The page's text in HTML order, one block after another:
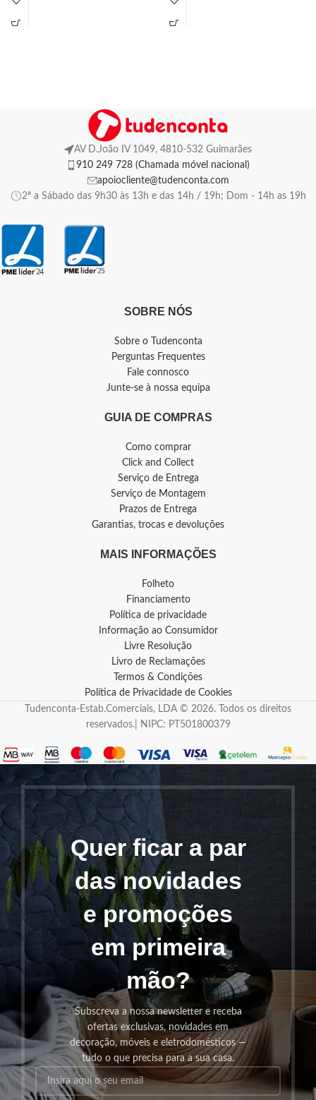
AV D.João IV 1049, 4810-532 Guimarães
910 249 728 (Chamada móvel nacional)
apoiocliente@tudenconta.com
2ª a Sábado das 9h30 às 13h e das 14h / 19h; Dom - 14h as 19h
SOBRE NÓS
Sobre o Tudenconta
Perguntas Frequentes
Fale connosco
Junte-se à nossa equipa
GUIA DE COMPRAS
Como comprar
Click and Collect
Serviço de Entrega
Serviço de Montagem
Prazos de Entrega
Garantias, trocas e devoluções
MAIS INFORMAÇÕES
Folheto
Financiamento
Política de privacidade
Informação ao Consumidor
Livre Resolução
Livro de Reclamações
Termos & Condições
Política de Privacidade de Cookies
Tudenconta-Estab.Comerciais, LDA © 2026. Todos os direitos
reservados.| NIPC: PT501800379
Quer ficar a par
das novidades
e promoções
em primeira
mão?
Subscreva a nossa newsletter e receba
ofertas exclusivas, novidades em
decoração, móveis e eletrodomésticos —
tudo o que precisa para a sua casa.